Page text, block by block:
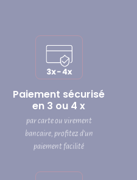
Paiement sécurisé
en 3 ou 4 x
par carte ou virement
bancaire, profitez d’un
paiement facilité